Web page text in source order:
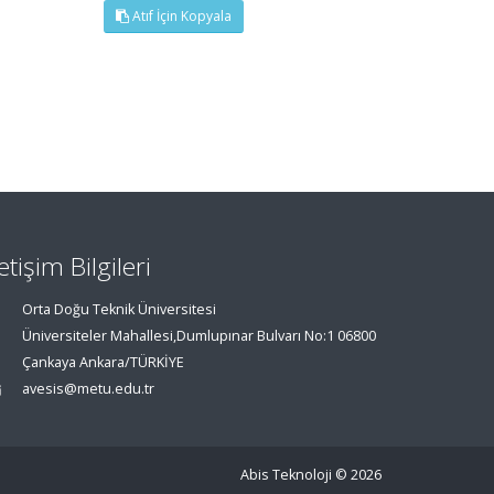
Atıf İçin Kopyala
Bilgileri
Orta Doğu Teknik Üniversitesi
Üniversiteler Mahallesi,Dumlupınar Bulvarı No:1 06800
Çankaya Ankara/TÜRKİYE
avesis@metu.edu.tr
Abis Teknoloji © 2026